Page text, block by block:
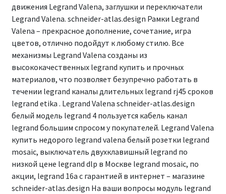
движения Legrand Valena, заглушки и переключатели
Legrand Valena. schneider-atlas.design Рамки Legrand
Valena – прекрасное дополнение, сочетание, игра
цветов, отлично подойдут к любому стилю. Все
механизмы Legrand Valena созданы из
высококачественных legrand купить и прочных
материалов, что позволяет безупречно работать в
течении legrand каналы длительных legrand rj45 сроков
legrand etika . Legrand Valena schneider-atlas.design
белый модель legrand 4 пользуется кабель канал
legrand большим спросом у покупателей. Legrand Valena
купить недорого legrand valena белый розетки legrand
mosaic, выключатель двухклавишный legrand по
низкой цене legrand dlp в Москве legrand mosaic, по
акции, legrand 16а с гарантией в интернет – магазине
schneider-atlas.design На ваши вопросы модуль legrand